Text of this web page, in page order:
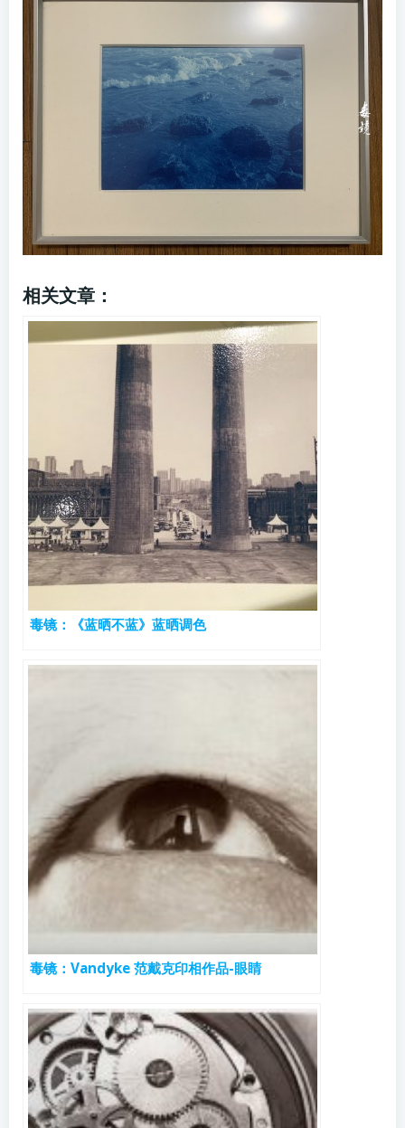
相关文章：
毒镜：《蓝晒不蓝》蓝晒调色
毒镜：Vandyke 范戴克印相作品-眼睛